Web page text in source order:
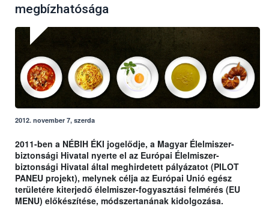
megbízhatósága
2012. november 7, szerda
2011-ben a NÉBIH ÉKI jogelődje, a Magyar Élelmiszer-
biztonsági Hivatal nyerte el az Európai Élelmiszer-
biztonsági Hivatal által meghirdetett pályázatot (PILOT
PANEU projekt), melynek célja az Európai Unió egész
területére kiterjedő élelmiszer-fogyasztási felmérés (EU
MENU) előkészítése, módszertanának kidolgozása.